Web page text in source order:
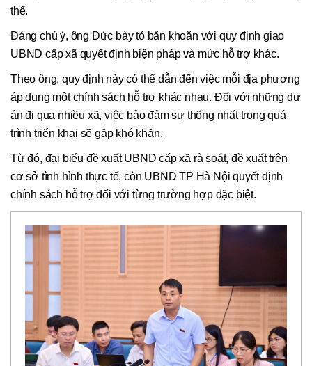
thế.
Đáng chú ý, ông Đức bày tỏ băn khoăn với quy định giao
UBND cấp xã quyết định biện pháp và mức hỗ trợ khác.
Theo ông, quy định này có thể dẫn đến việc mỗi địa phương
áp dụng một chính sách hỗ trợ khác nhau. Đối với những dự
án đi qua nhiều xã, việc bảo đảm sự thống nhất trong quá
trình triển khai sẽ gặp khó khăn.
Từ đó, đại biểu đề xuất UBND cấp xã rà soát, đề xuất trên
cơ sở tình hình thực tế, còn UBND TP Hà Nội quyết định
chính sách hỗ trợ đối với từng trường hợp đặc biệt.